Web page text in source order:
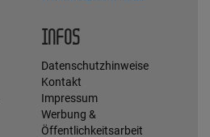
INFOS
Datenschutzhinweise
Kontakt
Impressum
Werbung &
Öffentlichkeitsarbeit